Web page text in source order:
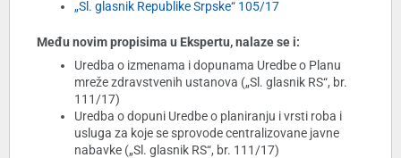
„Sl. glasnik Republike Srpske“ 105/17
Među novim propisima u Ekspertu, nalaze se i:
Uredba o izmenama i dopunama Uredbe o Planu
mreže zdravstvenih ustanova („Sl. glasnik RS“, br.
111/17)
Uredba o dopuni Uredbe o planiranju i vrsti roba i
usluga za koje se sprovode centralizovane javne
nabavke („Sl. glasnik RS“, br. 111/17)